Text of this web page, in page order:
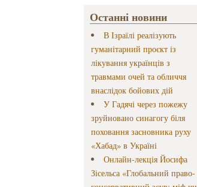
Останні новини
В Ізраїлі реалізують
гуманітарний проєкт із
лікування українців з
травмами очей та обличчя
внаслідок бойових дій
У Гадячі через пожежу
зруйновано синагогу біля
поховання засновника руху
«Хабад» в Україні
Онлайн-лекція Йосифа
Зісельса «Глобальний право-